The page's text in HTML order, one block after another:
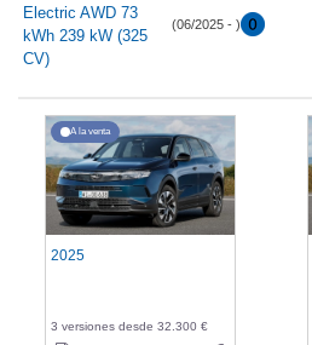
Electric AWD 73
kWh 239 kW (325
CV)
(06/2025 - )
A la venta
2025
3 versiones desde 32.300 €